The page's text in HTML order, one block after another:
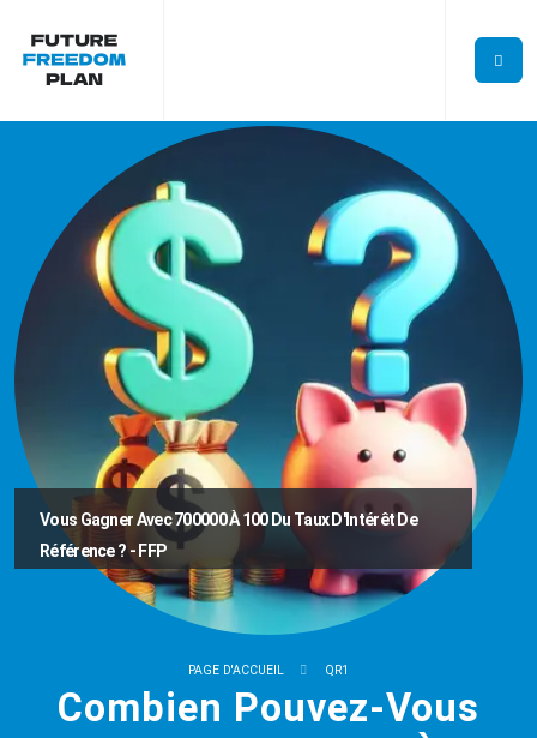
Vous Gagner Avec 700000 À 100 Du Taux D'Intérêt De
Référence ? - FFP
PAGE D'ACCUEIL QR1
Combien Pouvez-Vous